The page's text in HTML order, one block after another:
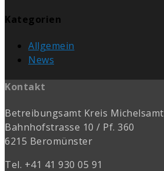
Kategorien
Allgemein
News
Kontakt
Betreibungsamt Kreis Michelsamt
Bahnhofstrasse 10 / Pf. 360
6215 Beromünster
Tel. +41 41 930 05 91